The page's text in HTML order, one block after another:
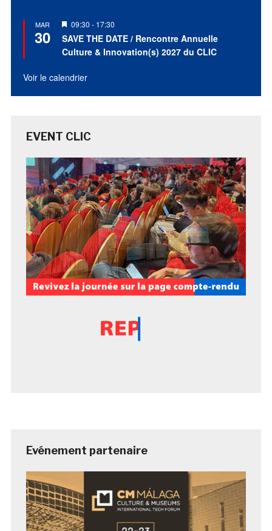
MAR
30
Mis
en
avant
09:30 - 17:30
SAVE THE DATE / Rencontre Annuelle
Culture & Innovation(s) 2027 du CLIC
Voir le calendrier
EVENT CLIC
Evénement partenaire